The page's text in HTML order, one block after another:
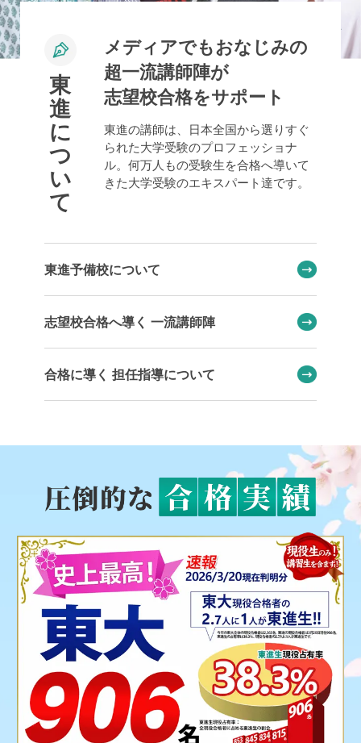
東
進
に
つ
い
て
メディアでもおなじみの
超一流講師陣が
志望校合格をサポート
東進の講師は、日本全国から選りすぐ
られた大学受験のプロフェッショナ
ル。何万人もの受験生を合格へ導いて
きた大学受験のエキスパート達です。
東進予備校について
志望校合格へ導く 一流講師陣
合格に導く 担任指導について